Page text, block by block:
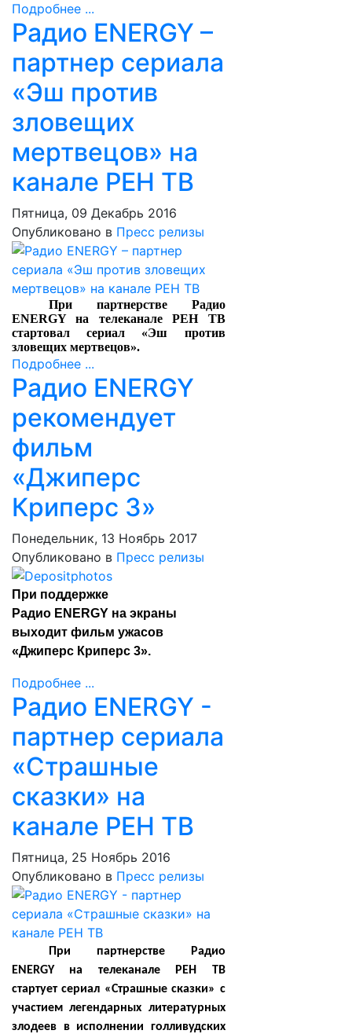
Подробнее ...
Радио ENERGY –
партнер сериала
«Эш против
зловещих
мертвецов» на
канале РЕН ТВ
Пятница, 09 Декабрь 2016
Опубликовано в Пресс релизы
При партнерстве Радио
ENERGY на телеканале РЕН ТВ
стартовал сериал «Эш против
зловещих мертвецов».
Подробнее ...
Радио ENERGY
рекомендует
фильм
«Джиперс
Криперс 3»
Понедельник, 13 Ноябрь 2017
Опубликовано в Пресс релизы
При поддержке
Радио ENERGY на экраны
выходит фильм ужасов
«Джиперс Криперс 3».
Подробнее ...
Радио ENERGY -
партнер сериала
«Страшные
сказки» на
канале РЕН ТВ
Пятница, 25 Ноябрь 2016
Опубликовано в Пресс релизы
При партнерстве Радио
ENERGY на телеканале РЕН ТВ
стартует сериал «Страшные сказки» с
участием легендарных литературных
злодеев в исполнении голливудских